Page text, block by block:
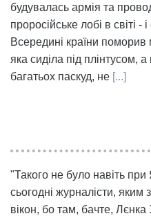
будувалась армія та
проросійське лобі в світі
Всередині країни
яка сиділа під плінтусом,
багатьох паскуд, не [...]
"Такого не було навіть
сьогодні журналісти, яким
вікон, бо там, бачте, Лєнка